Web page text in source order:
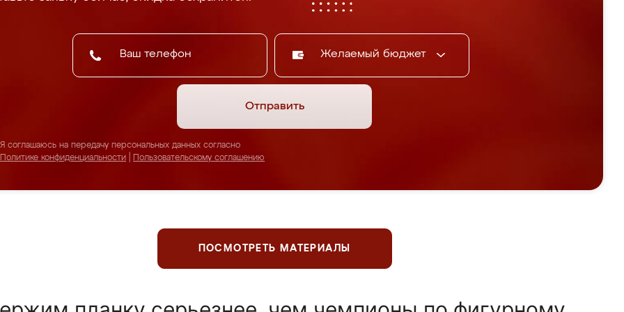
Желаемый бюджет
Отправить
Я соглашаюсь на передачу персональных данных согласно
Политике конфиденциальности
Пользовательскому соглашению
ПОСМОТРЕТЬ МАТЕРИАЛЫ